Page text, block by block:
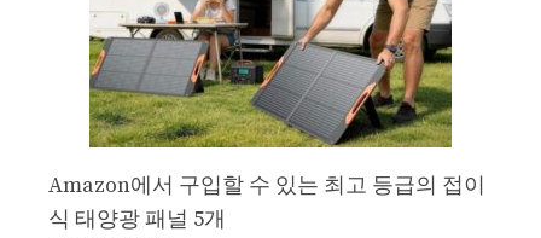
Amazon에서 구입할 수 있는 최고 등급의 접이
식 태양광 패널 5개